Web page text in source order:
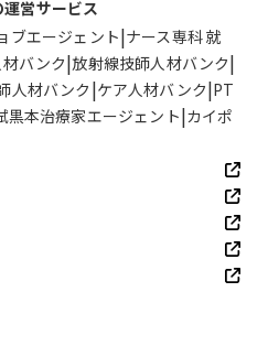
営サービス
ブエージェント ナース専科 就
バンク 放射線技師人材バンク
人材バンク ケア人材バンク PT
黒本治療家エージェント カイポ